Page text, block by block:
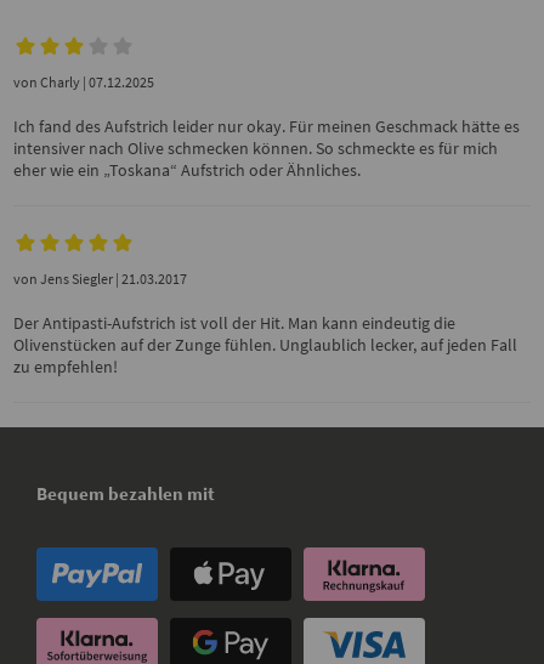
vonCharly | 07.12.2025
Ich fand des Aufstrich leider nur okay. Für meinen Geschmack hätte es
intensiver nach Olive schmecken können. So schmeckte es für mich
eher wie ein „Toskana“ Aufstrich oder Ähnliches.
vonJens Siegler | 21.03.2017
Der Antipasti-Aufstrich ist voll der Hit. Man kann eindeutig die
Olivenstücken auf der Zunge fühlen. Unglaublich lecker, auf jeden Fall
zu empfehlen!
Bequem bezahlen mit